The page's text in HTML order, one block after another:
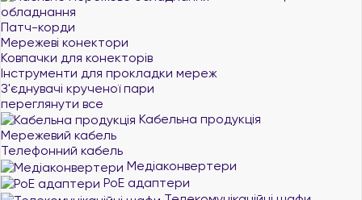
обладнання
Патч-корди
Мережеві конектори
Ковпачки для конекторів
Інструменти для прокладки мереж
З'єднувачі крученої пари
переглянути все
Кабельна продукція
Мережевий кабель
Телефонний кабель
Медіаконвертери
PoE адаптери